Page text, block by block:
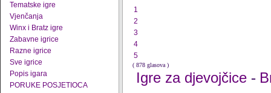
Tematske igre
Vjenčanja
Winx i Bratz igre
Zabavne igrice
Razne igrice
Sve igrice
Popis igara
PORUKE POSJETIOCA
1
2
3
4
5
( 878 glasova )
Igre za djevojčice -